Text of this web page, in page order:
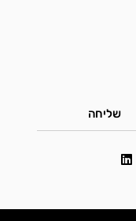
שליחה